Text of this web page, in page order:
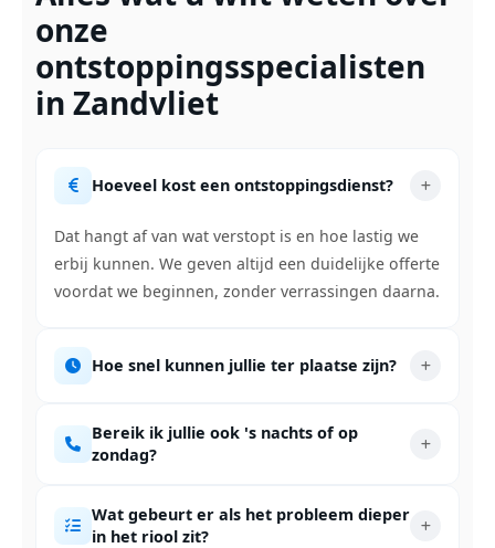
onze
ontstoppingsspecialisten
in Zandvliet
Hoeveel kost een ontstoppingsdienst?
Dat hangt af van wat verstopt is en hoe lastig we
erbij kunnen. We geven altijd een duidelijke offerte
voordat we beginnen, zonder verrassingen daarna.
Hoe snel kunnen jullie ter plaatse zijn?
Bereik ik jullie ook 's nachts of op
zondag?
Wat gebeurt er als het probleem dieper
in het riool zit?